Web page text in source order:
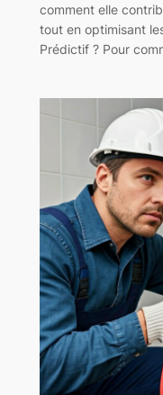
comment elle
tout en optimisant
Prédictif ? Pour